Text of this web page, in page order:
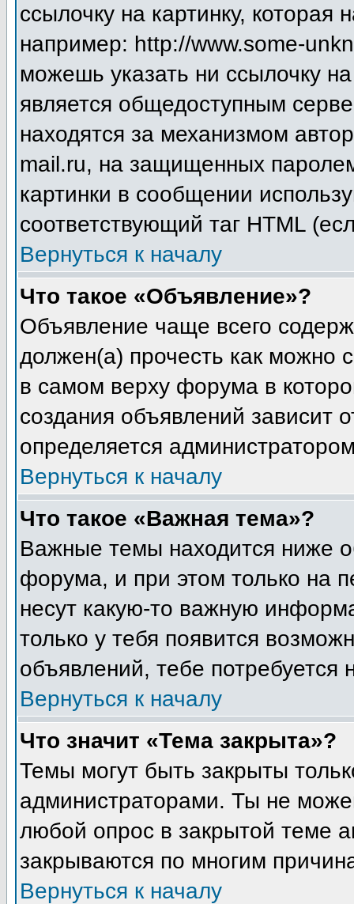
ссылочку на картинку,
например: http://www.some-
можешь указать ни ссылочку
является общедоступным
находятся за механизмом
mail.ru, на защищенных
картинки в сообщении
соответствующий таг HTML
Вернуться к началу
Что такое «Объявление»?
Объявление чаще всего
должен(а) прочесть как можно
в самом верху форума в
создания объявлений зависит
определяется
Вернуться к началу
Что такое «Важная тема»?
Важные темы находится ниже
форума, и при этом только на
несут какую-то важную
только у тебя появится
объявлений, тебе
Вернуться к началу
Что значит «Тема закрыта»?
Темы могут быть закрыты
администраторами. Ты не
любой опрос в закрытой теме
закрываются по многим
Вернуться к началу